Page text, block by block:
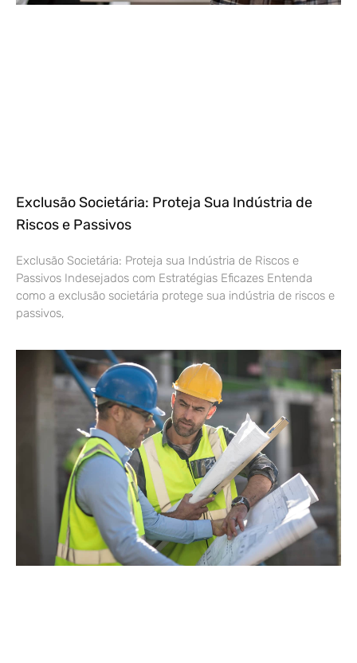
Exclusão Societária: Proteja Sua Indústria de
Riscos e Passivos
Exclusão Societária: Proteja sua Indústria de Riscos e
Passivos Indesejados com Estratégias Eficazes Entenda
como a exclusão societária protege sua indústria de riscos e
passivos,